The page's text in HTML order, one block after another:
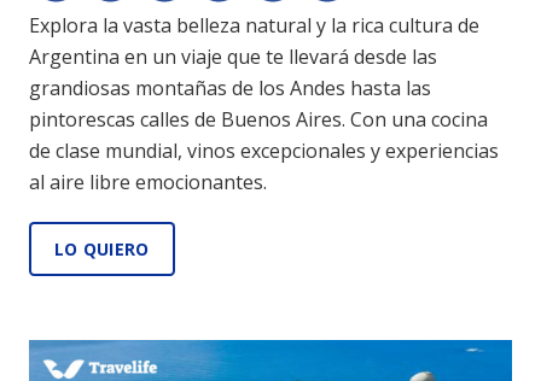
Explora la vasta belleza natural y la rica cultura de
Argentina en un viaje que te llevará desde las
grandiosas montañas de los Andes hasta las
pintorescas calles de Buenos Aires. Con una cocina
de clase mundial, vinos excepcionales y experiencias
al aire libre emocionantes.
LO QUIERO